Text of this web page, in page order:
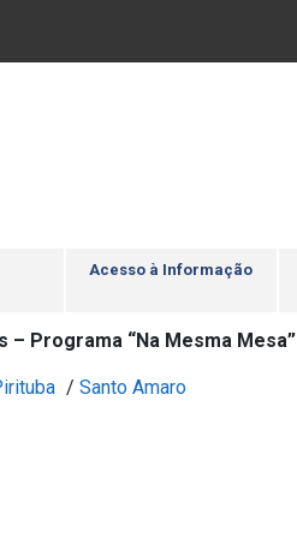
Acesso à Informação
– Programa “Na Mesma Mesa”
/ Santo Amaro